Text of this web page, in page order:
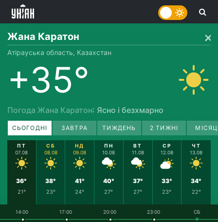
Жана Каратон
Атірауська область, Казахстан
+35°
Погода Жана Каратон: Ясно і безхмарно
СЬОГОДНІ ЗАВТРА ТИЖДЕНЬ 2 ТИЖНІ
ПТ
07.08
36°
21°
СБ
08.08
38°
23°
НД
09.08
41°
24°
ПН
10.08
40°
27°
ВТ
11.08
37°
27°
СР
12.08
33°
23°
ЧТ
13.08
34°
22°
14:00 17:00 20:00 23:00 СБ